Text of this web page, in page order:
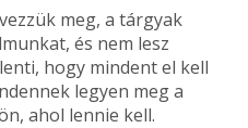
meg, a tárgyak
és nem lesz
hogy mindent el kell
legyen meg a
ahol lennie kell.